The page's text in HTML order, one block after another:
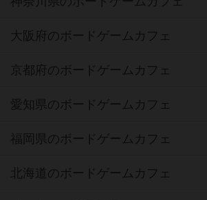
大阪府のボードゲームカフェ
京都府のボードゲームカフェ
愛知県のボードゲームカフェ
福岡県のボードゲームカフェ
北海道のボードゲームカフェ